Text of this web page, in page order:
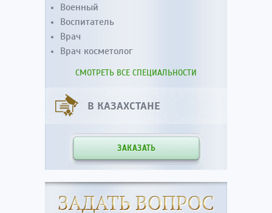
Военный
Воспитатель
Врач
Врач косметолог
СМОТРЕТЬ ВСЕ СПЕЦИАЛЬНОСТИ
В КАЗАХСТАНЕ
ЗАКАЗАТЬ